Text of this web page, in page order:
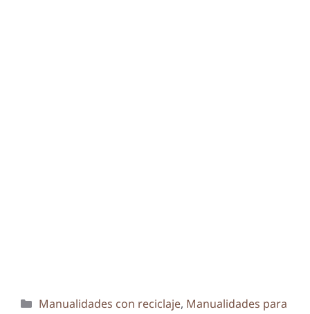
Categorías
Manualidades con reciclaje, Manualidades para